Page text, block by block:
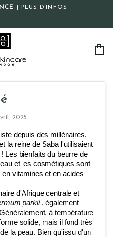
| PLUS D'INFOS
2025
depuis des millénaires.
la reine de Saba l'utilisaient
Les bienfaits du beurre de
et les cosmétiques sont
vitamines et en acides
d'Afrique centrale et
parkii , également
à température
solide, mais il fond très
la peau. Bien qu'issu d'un